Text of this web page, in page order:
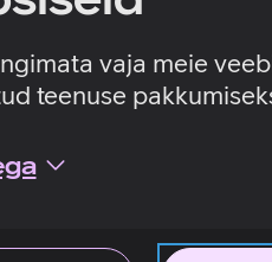
vaja meie
teenuse